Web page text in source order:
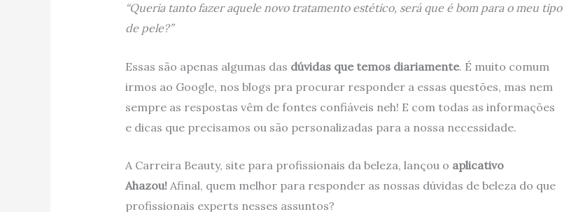
“Queria tanto fazer aquele novo tratamento estético, será que é bom para o meu tipo
de pele?”
Essas são apenas algumas das dúvidas que temos diariamente. É muito comum
irmos ao Google, nos blogs pra procurar responder a essas questões, mas nem
sempre as respostas vêm de fontes confiáveis neh! E com todas as informações
e dicas que precisamos ou são personalizadas para a nossa necessidade.
A Carreira Beauty, site para profissionais da beleza, lançou o aplicativo
Ahazou! Afinal, quem melhor para responder as nossas dúvidas de beleza do que
profissionais experts nesses assuntos?